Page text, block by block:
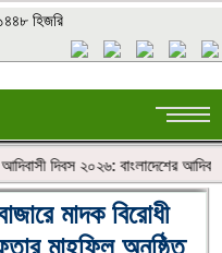
হিজরি
দিবস ২০২৬: বাংলাদেশের
মাদক বিরোধী
মাহফিল অনুষ্ঠিত